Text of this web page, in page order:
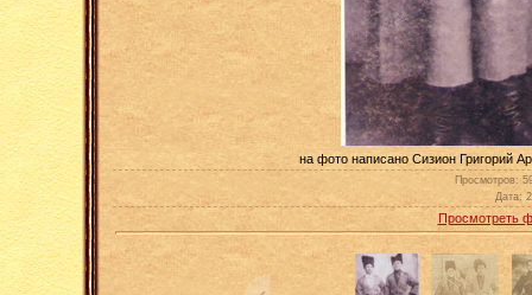
на фото написано Сизион Григорий
Просмотров:
Дата:
Просмотреть